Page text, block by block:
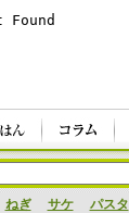
ねぎ サケ パスタ